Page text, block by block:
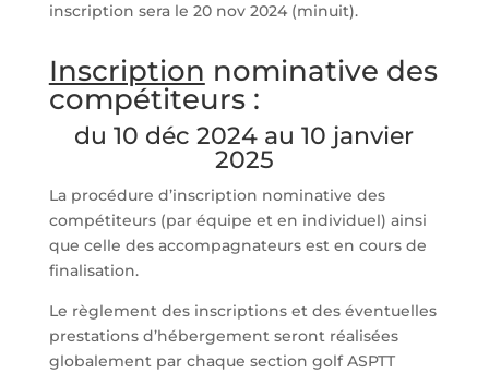
inscription sera le 20 nov 2024 (minuit).
Inscription nominative des
compétiteurs :
du 10 déc 2024 au 10 janvier
2025
La procédure d’inscription nominative des
compétiteurs (par équipe et en individuel) ainsi
que celle des accompagnateurs est en cours de
finalisation.
Le règlement des inscriptions et des éventuelles
prestations d’hébergement seront réalisées
globalement par chaque section golf ASPTT